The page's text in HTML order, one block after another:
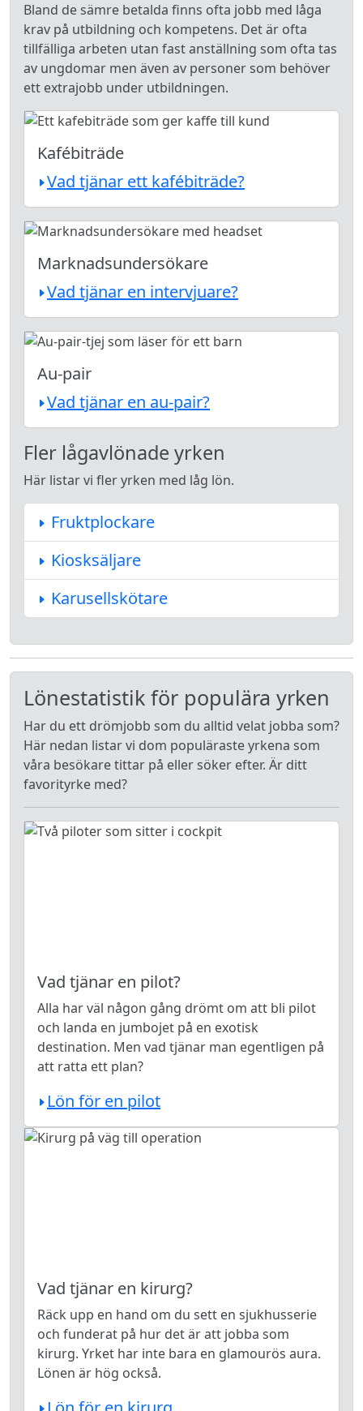
Bland de sämre betalda finns ofta jobb med låga
krav på utbildning och kompetens. Det är ofta
tillfälliga arbeten utan fast anställning som ofta tas
av ungdomar men även av personer som behöver
ett extrajobb under utbildningen.
Kafébiträde
Vad tjänar ett kafébiträde?
Marknadsundersökare
Vad tjänar en intervjuare?
Au-pair
Vad tjänar en au-pair?
Fler lågavlönade yrken
Här listar vi fler yrken med låg lön.
Fruktplockare
Kiosksäljare
Karusellskötare
Lönestatistik för populära yrken
Har du ett drömjobb som du alltid velat jobba som?
Här nedan listar vi dom populäraste yrkena som
våra besökare tittar på eller söker efter. Är ditt
favorityrke med?
Vad tjänar en pilot?
Alla har väl någon gång drömt om att bli pilot
och landa en jumbojet på en exotisk
destination. Men vad tjänar man egentligen på
att ratta ett plan?
Lön för en pilot
Vad tjänar en kirurg?
Räck upp en hand om du sett en sjukhusserie
och funderat på hur det är att jobba som
kirurg. Yrket har inte bara en glamourös aura.
Lönen är hög också.